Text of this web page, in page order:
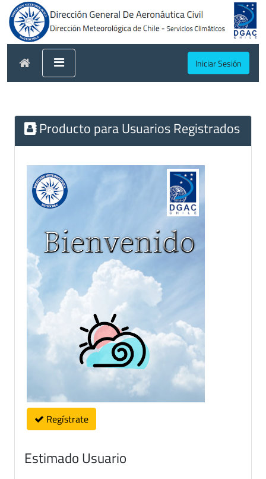
Iniciar Sesión
Producto para Usuarios Registrados
Regístrate
Estimado Usuario